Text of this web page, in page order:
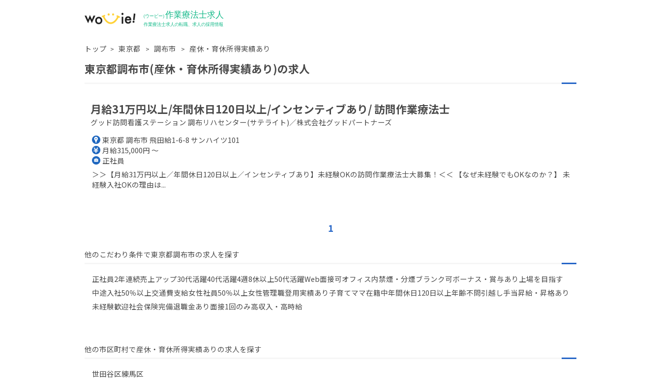
トップ 東京都 調布市 産休・育休所得実績あり
東京都調布市(産休・育休所得実績あり)の求人
月給31万円以上/年間休日120日以上/インセンティブあり/ 訪問作業療法士
グッド訪問看護ステーション 調布リハセンター(サテライト)／株式会社グッドパートナーズ
東京都 調布市 飛田給1-6-8 サンハイツ101
月給315,000円 ～
正社員
＞＞【月給31万円以上／年間休日120日以上／インセンティブあり】未経験OKの訪問作業療法士大募集！＜＜ 【なぜ未経験でもOKなのか？】 未
経験入社OKの理由は...
1
他のこだわり条件で東京都調布市の求人を探す
正社員2年連続売上アップ30代活躍40代活躍4週8休以上50代活躍Web面接可オフィス内禁煙・分煙ブランク可ボーナス・賞与あり 上場を目指す
中途入社50％以上交通費支給女性社員50％以上女性管理職登用実績あり子育てママ在籍中年間休日120日以上年齢不問引越し手当昇給・昇格あり
未経験歓迎社会保険完備退職金あり 面接1回のみ高収入・高時給
他の市区町村で産休・育休所得実績ありの求人を探す
世田谷区練馬区